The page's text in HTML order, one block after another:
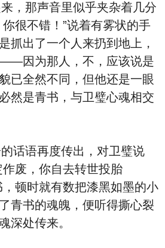
，那声音里似乎夹杂着几分
很不错！”说着有雾状的手
抓出了一个人来扔到地上，
因为那人，不，应该说是
已全然不同，但他还是一眼
然是青书，与卫璧心魂相交
话语再度传出，对卫璧说
废，你自去转世投胎
顿时就有数把漆黑如墨的小
青书的魂魄，便听得撕心裂
深处传来。